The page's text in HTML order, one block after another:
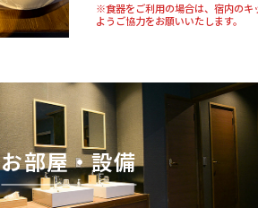
※食器をご利用の場合は、宿内のキ
ようご協力をお願いいたします。
お部屋・設備